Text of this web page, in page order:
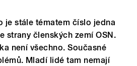
je stále tématem číslo jedna
strany členských zemí OSN.
není všechno. Současné
Mladí lidé tam nemají